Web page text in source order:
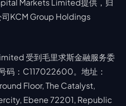
Markets Limited提供，归
司KCM Group Holdings
受到毛里求斯金融服务委
码：C117022600。地址：
Floor, The Catalyst,
Ebene 72201, Republic